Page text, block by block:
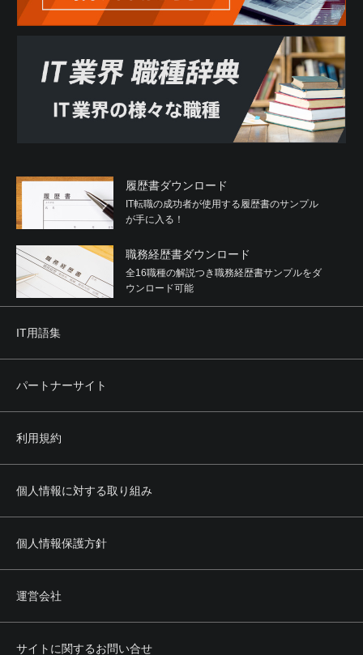
履歴書ダウンロード
IT転職の成功者が使用する履歴書のサンプル
が手に入る！
職務経歴書ダウンロード
全16職種の解説つき職務経歴書サンプルをダ
ウンロード可能
IT用語集
パートナーサイト
利用規約
個人情報に対する取り組み
個人情報保護方針
運営会社
サイトに関するお問い合せ